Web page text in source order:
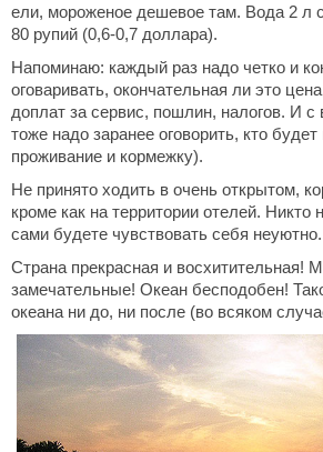
ели, мороженое дешевое там. Вода 2 л
80 рупий (0,6-0,7 доллара).
Напоминаю: каждый раз надо четко и
оговаривать, окончательная ли это
доплат за сервис, пошлин, налогов. И с
тоже надо заранее оговорить, кто будет
проживание и кормежку).
Не принято ходить в очень открытом,
кроме как на территории отелей. Никто
сами будете чувствовать себя неуютно.
Страна прекрасная и восхитительная!
замечательные! Океан бесподобен!
океана ни до, ни после (во всяком